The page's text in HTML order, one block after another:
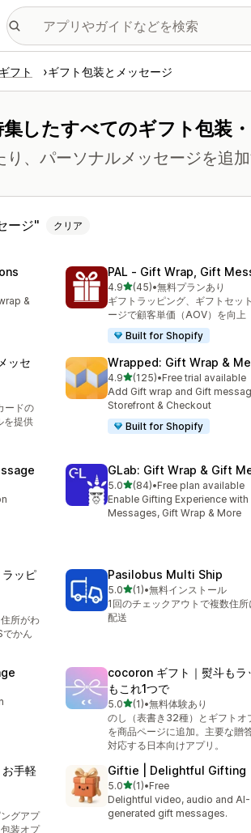
ギフト ギフト包装とメッセージ
したすべてのギフト包装
、パーソナルメッセージを追加
ージ クリア
&
PAL ‑ Gift Wrap, Gift
4.95つ星中
(45)
合計レビュー数：45件
•無料プランあり
ギフトラッピング、ギフトセッ
ージで顧客単価（AOV）を向上
Built for Shopify
ッセ
ードの
を提供
Wrapped: Gift Wrap &
4.95つ星中
(125)
合計レビュー数：125件
•Free trial available
Add Gift wrap and Gift
Storefront & Checkout
Built for Shopify
GLab: Gift Wrap & Gift
5.05つ星中
(84)
合計レビュー数：84件
•Free plan available
Enable Gifting Experience with
Messages, Gift Wrap & More
ッピ
所がわ
でかん
Pasilobus Multi Ship
5.05つ星中
(1)
合計レビュー数：1件
•無料インストール
1回のチェックアウトで複数住所
配送
cocoron ギフト｜熨斗もラ
もこれ1つで
5.05つ星中
(1)
合計レビュー数：1件
•無料体験あり
のし（表書き32種）とギフトオ
を商品ページに追加。主要な贈
対応する日本向けアプリ。
手軽
グアプ
装オプ
Giftie | Delightful Gifting
5.05つ星中
(1)
合計レビュー数：1件
•Free
Delightful video, audio and AI-
generated gift messages.